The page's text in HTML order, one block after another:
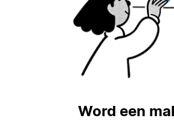
Word een